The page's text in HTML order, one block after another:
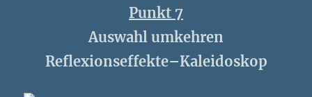
Punkt 7
Auswahl umkehren
Reflexionseffekte–Kaleidoskop